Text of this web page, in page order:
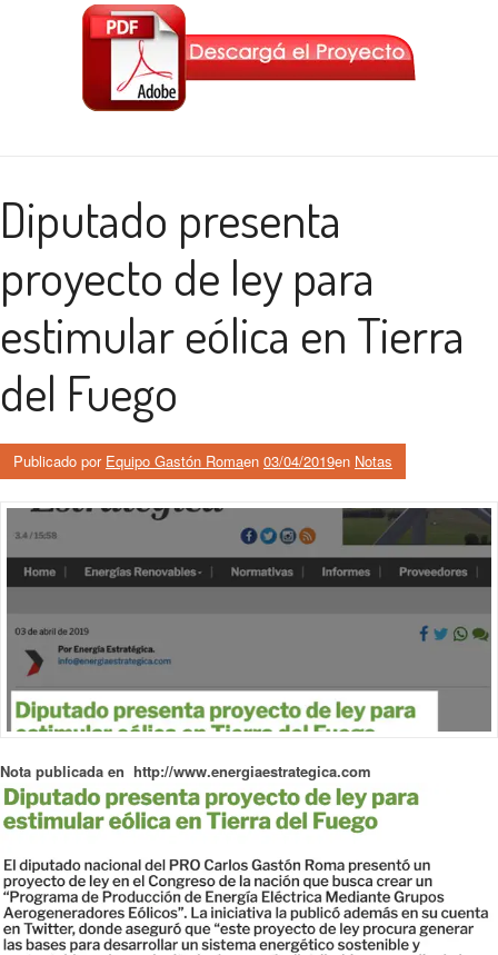
Diputado presenta
proyecto de ley para
estimular eólica en Tierra
del Fuego
Publicado por Equipo Gastón Romaen 03/04/2019en Notas
Nota publicada en http://www.energiaestrategica.com